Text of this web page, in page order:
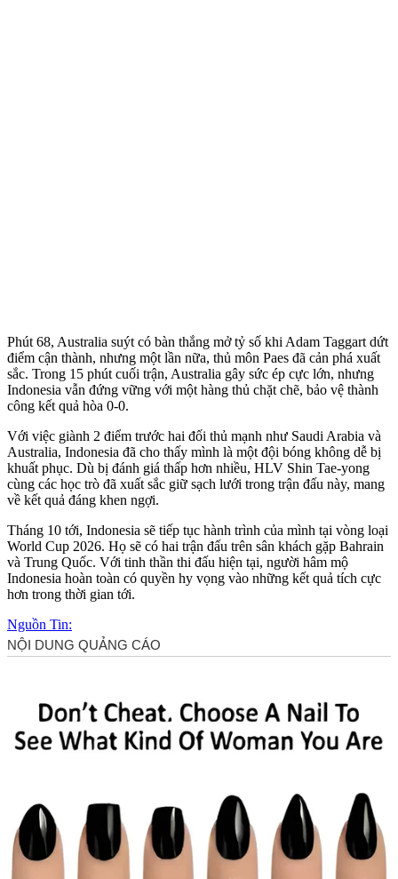
Phút 68, Australia suýt có bàn thắng mở tỷ số khi Adam Taggart dứt
điểm cận thành, nhưng một lần nữa, thủ môn Paes đã cản phá xuất
sắc. Trong 15 phút cuối trận, Australia gây sức ép cực lớn, nhưng
Indonesia vẫn đứng vững với một hàng thủ chặt chẽ, bảo vệ thành
công kết quả hòa 0-0.
Với việc giành 2 điểm trước hai đối thủ mạnh như Saudi Arabia và
Australia, Indonesia đã cho thấy mình là một đội bóng không dễ bị
khuất phục. Dù bị đánh giá thấp hơn nhiều, HLV Shin Tae-yong
cùng các học trò đã xuất sắc giữ sạch lưới trong trận đấu này, mang
về kết quả đáng khen ngợi.
Tháng 10 tới, Indonesia sẽ tiếp tục hành trình của mình tại vòng loại
World Cup 2026. Họ sẽ có hai trận đấu trên sân khách gặp Bahrain
và Trung Quốc. Với tinh thần thi đấu hiện tại, người hâm mộ
Indonesia hoàn toàn có quyền hy vọng vào những kết quả tích cực
hơn trong thời gian tới.
Nguồn Tin: